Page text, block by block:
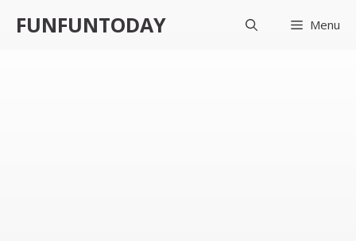
FUNFUNTODAY Menu